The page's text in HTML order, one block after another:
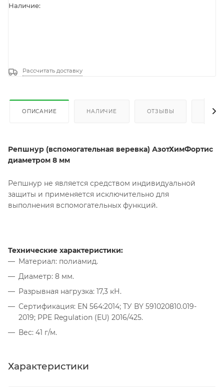
Наличие:
Рассчитать доставку
ОПИСАНИЕ НАЛИЧИЕ ОТЗЫВЫ КАК
Репшнур (вспомогательная веревка) АзотХимФортис
диаметром 8 мм
Репшнур не является средством индивидуальной
защиты и применяется исключительно для
выполнения вспомогательных функций.
Технические характеристики:
Материал: полиамид.
Диаметр: 8 мм.
Разрывная нагрузка: 17,3 кН.
Сертификация: ЕN 564:2014; ТУ ВY 591020810.019-
2019; PPE Regulation (EU) 2016/425.
Вес: 41 г/м.
Характеристики